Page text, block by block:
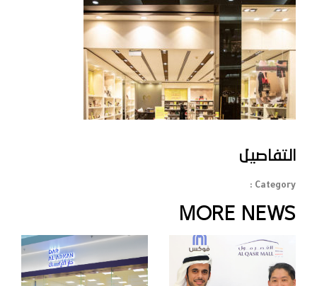
التفاصيل
Category :
MORE NEWS